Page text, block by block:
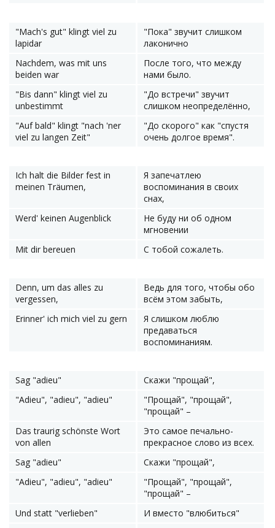
"Mach's gut" klingt viel zu
lapidar
"Пока" звучит слишком
лаконично
Nachdem, was mit uns
beiden war
После того, что между
нами было.
"Bis dann" klingt viel zu
unbestimmt
"До встречи" звучит
слишком неопределённо,
"Auf bald" klingt "nach 'ner
viel zu langen Zeit"
"До скорого" как "спустя
очень долгое время".
Ich halt die Bilder fest in
meinen Träumen,
Я запечатлею
воспоминания в своих
снах,
Werd' keinen Augenblick
Не буду ни об одном
мгновении
Mit dir bereuen
С тобой сожалеть.
Denn, um das alles zu
vergessen,
Ведь для того, чтобы обо
всём этом забыть,
Erinner' ich mich viel zu gern
Я слишком люблю
предаваться
воспоминаниям.
Sag "adieu"
Скажи "прощай",
"Adieu", "adieu", "adieu"
"Прощай", "прощай",
"прощай" –
Das traurig schönste Wort
von allen
Это самое печально-
прекрасное слово из всех.
Sag "adieu"
Скажи "прощай",
"Adieu", "adieu", "adieu"
"Прощай", "прощай",
"прощай" –
Und statt "verlieben"
И вместо "влюбиться"